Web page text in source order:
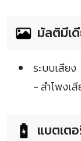
มัลติมีเ
ระบบเสียง
- ลำโพงเ
แบตเต